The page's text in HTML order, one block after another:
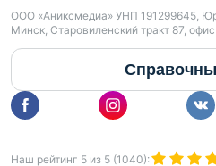
ООО «Аниксмедиа» УНП 191299645,
Минск, Старовиленский тракт 87,
Наш рейтинг 5 из 5 (1040):